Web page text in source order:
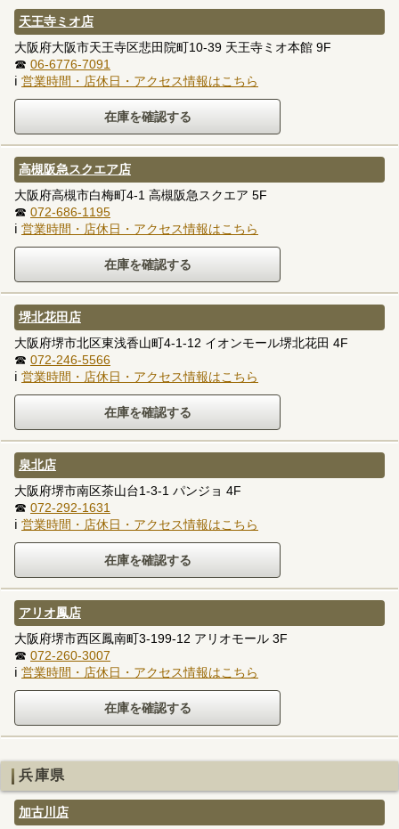
天王寺ミオ店
大阪府大阪市天王寺区悲田院町10-39 天王寺ミオ本館 9F
☎ 06-6776-7091
ℹ 営業時間・店休日・アクセス情報はこちら
高槻阪急スクエア店
大阪府高槻市白梅町4-1 高槻阪急スクエア 5F
☎ 072-686-1195
ℹ 営業時間・店休日・アクセス情報はこちら
堺北花田店
大阪府堺市北区東浅香山町4-1-12 イオンモール堺北花田 4F
☎ 072-246-5566
ℹ 営業時間・店休日・アクセス情報はこちら
泉北店
大阪府堺市南区茶山台1-3-1 パンジョ 4F
☎ 072-292-1631
ℹ 営業時間・店休日・アクセス情報はこちら
アリオ鳳店
大阪府堺市西区鳳南町3-199-12 アリオモール 3F
☎ 072-260-3007
ℹ 営業時間・店休日・アクセス情報はこちら
兵庫県
加古川店